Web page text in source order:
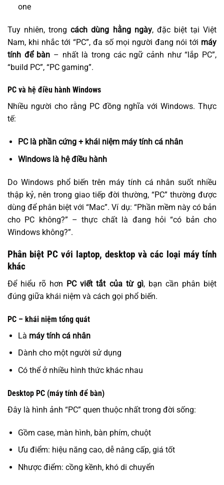
one
Tuy nhiên, trongcách dùng hằng ngày, đặc biệt tại Việt
Nam, khi nhắc tới “PC”, đa số mọi người đang nói tới máy
tính để bàn – nhất là trong các ngữ cảnh như “lắp PC”,
“build PC”, “PC gaming”.
PC và hệ điều hành Windows
Nhiều người cho rằng PC đồng nghĩa với Windows. Thực
tế:
PC là phần cứng + khái niệm máy tính cá nhân
Windows là hệ điều hành
Do Windows phổ biến trên máy tính cá nhân suốt nhiều
thập kỷ, nên trong giao tiếp đời thường, “PC” thường được
dùng để phân biệt với “Mac”. Ví dụ: “Phần mềm này có bản
cho PC không?” – thực chất là đang hỏi “có bản cho
Windows không?”.
Phân biệt PC với laptop, desktop và các loại máy tính
khác
Để hiểu rõ hơn PC viết tắt của từ gì, bạn cần phân biệt
đúng giữa khái niệm và cách gọi phổ biến.
PC – khái niệm tổng quát
Là máy tính cá nhân
Dành cho một người sử dụng
Có thể ở nhiều hình thức khác nhau
Desktop PC (máy tính để bàn)
Đây là hình ảnh “PC” quen thuộc nhất trong đời sống:
Gồm case, màn hình, bàn phím, chuột
Ưu điểm: hiệu năng cao, dễ nâng cấp, giá tốt
Nhược điểm: cồng kềnh, khó di chuyển